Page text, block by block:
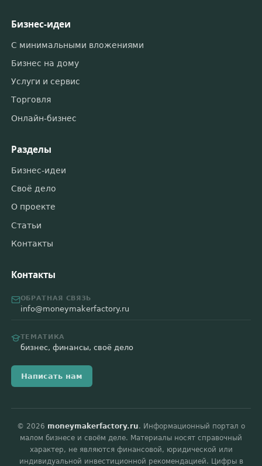
Бизнес-идеи
С минимальными вложениями
Бизнес на дому
Услуги и сервис
Торговля
Онлайн-бизнес
Разделы
Бизнес-идеи
Своё дело
О проекте
Статьи
Контакты
Контакты
ОБРАТНАЯ СВЯЗЬ
info@moneymakerfactory.ru
ТЕМАТИКА
бизнес, финансы, своё дело
Написать нам
© 2026 moneymakerfactory.ru. Информационный портал о
малом бизнесе и своём деле. Материалы носят справочный
характер, не являются финансовой, юридической или
индивидуальной инвестиционной рекомендацией. Цифры в